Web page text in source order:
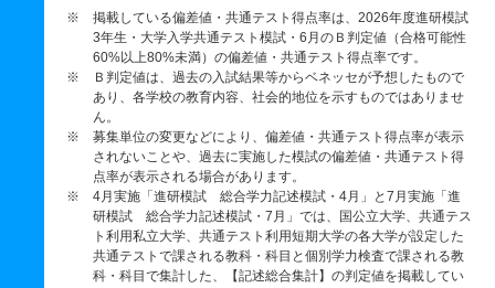
※ 掲載している偏差値・共通テスト得点率は、2026年度進研模試
3年生・大学入学共通テスト模試・6月のＢ判定値（合格可能性
60%以上80%未満）の偏差値・共通テスト得点率です。
※ Ｂ判定値は、過去の入試結果等からベネッセが予想したもので
あり、各学校の教育内容、社会的地位を示すものではありませ
ん。
※ 募集単位の変更などにより、偏差値・共通テスト得点率が表示
されないことや、過去に実施した模試の偏差値・共通テスト得
点率が表示される場合があります。
※ 4月実施「進研模試 総合学力記述模試・4月」と7月実施「進
研模試 総合学力記述模試・7月」では、国公立大学、共通テス
ト利用私立大学、共通テスト利用短期大学の各大学が設定した
共通テストで課される教科・科目と個別学力検査で課される教
科・科目で集計した、【記述総合集計】の判定値を掲載してい